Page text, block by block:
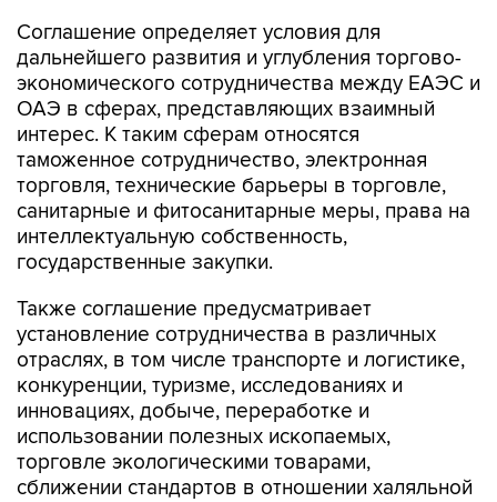
Соглашение определяет условия для
дальнейшего развития и углубления торгово-
экономического сотрудничества между ЕАЭС и
ОАЭ в сферах, представляющих взаимный
интерес. К таким сферам относятся
таможенное сотрудничество, электронная
торговля, технические барьеры в торговле,
санитарные и фитосанитарные меры, права на
интеллектуальную собственность,
государственные закупки.
Также соглашение предусматривает
установление сотрудничества в различных
отраслях, в том числе транспорте и логистике,
конкуренции, туризме, исследованиях и
инновациях, добыче, переработке и
использовании полезных ископаемых,
торговле экологическими товарами,
сближении стандартов в отношении халяльной